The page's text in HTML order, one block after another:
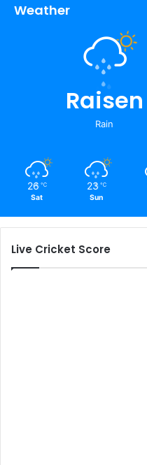
Weather
Raisen
Rain
26 ℃
Sat
23 ℃
Sun
Live Cricket Score